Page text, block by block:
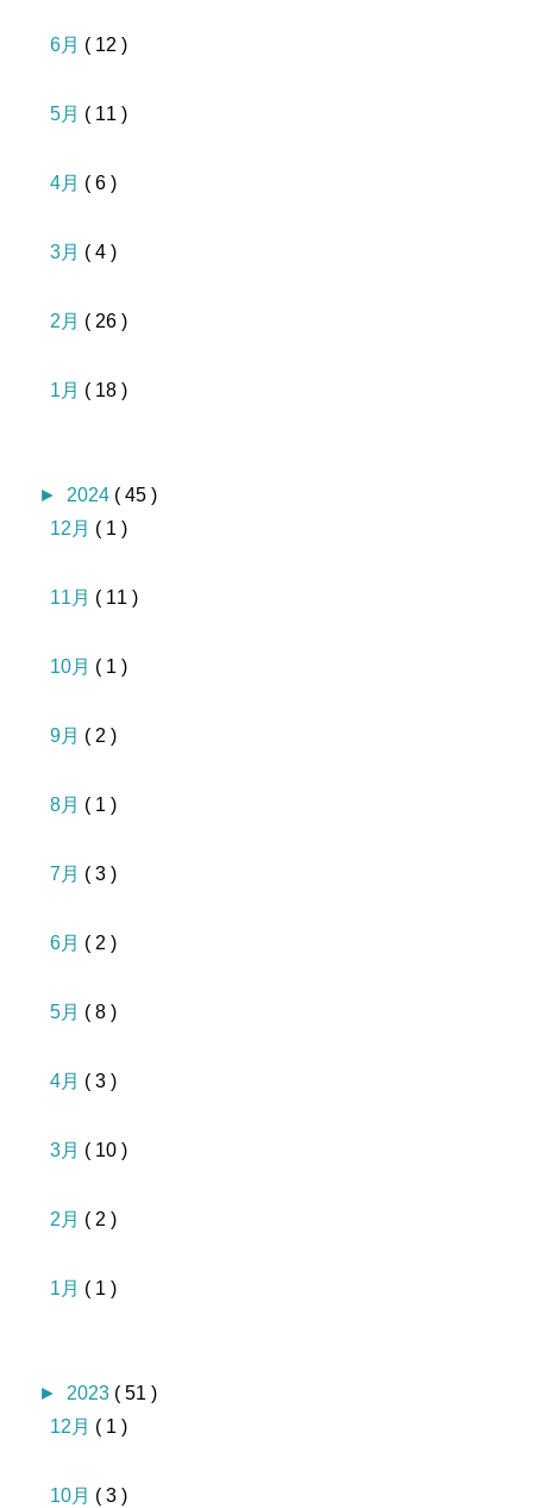
6月 ( 12 )
5月 ( 11 )
4月 ( 6 )
3月 ( 4 )
2月 ( 26 )
1月 ( 18 )
► 2024 ( 45 )
12月 ( 1 )
11月 ( 11 )
10月 ( 1 )
9月 ( 2 )
8月 ( 1 )
7月 ( 3 )
6月 ( 2 )
5月 ( 8 )
4月 ( 3 )
3月 ( 10 )
2月 ( 2 )
1月 ( 1 )
► 2023 ( 51 )
12月 ( 1 )
10月 ( 3 )